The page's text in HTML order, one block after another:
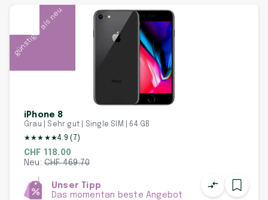
-75 %
günstiger als neu
iPhone 8
Grau | Sehr gut | Single SIM | 64 GB
★★★ ★★4.9 ( 7 )
CHF 118.00
Neu:CHF469.70
Unser Tipp
Das momentan beste Angebot